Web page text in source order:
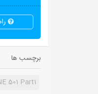
برچسب ها
501 Part1